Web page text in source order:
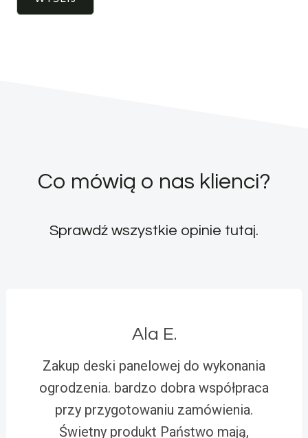
Co mówią o nas klienci?
Sprawdź wszystkie opinie tutaj.
Ala E.
Zakup deski panelowej do wykonania
ogrodzenia. bardzo dobra współpraca
przy przygotowaniu zamówienia.
Świetny produkt Państwo mają,